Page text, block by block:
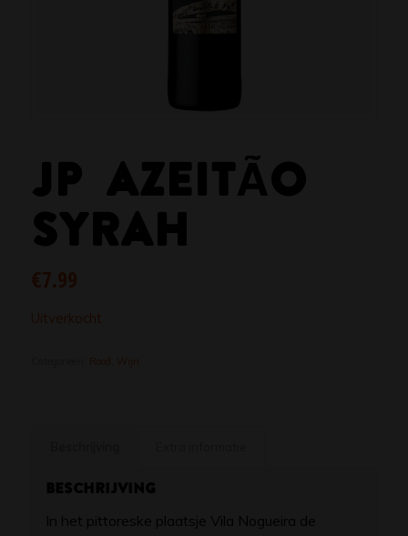
JP AZEITÃO
SYRAH
€7.99
Uitverkocht
Rood Wijn
Beschrijving
In het pittoreske plaatsje Vila Nogueira de